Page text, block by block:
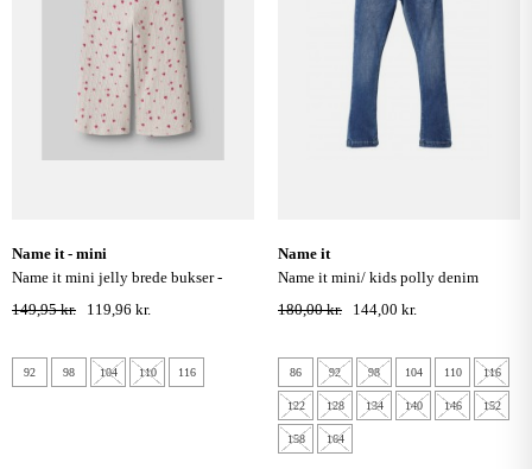
name it - mini
name it mini jelly brede bukser -
peyote melange
149,95 kr. 119,96 kr.
92 98 104 110 116
name it
name it mini/ kids polly denim
legging - medium blue denim
180,00 kr. 144,00 kr.
86 92 98 104 110 116
122 128 134 140 146 152
158 164